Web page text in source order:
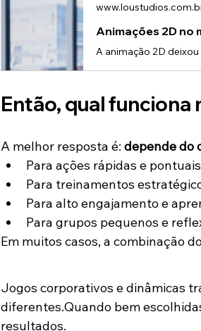
Animações 2D
Então, qual funciona
A melhor resposta é: depende do
Para ações rápidas e
Para treinamentos
Para alto engajamento e
Para grupos pequenos e
Em muitos casos, a combinação
Jogos corporativos e dinâmicas
diferentes.Quando bem
resultados.